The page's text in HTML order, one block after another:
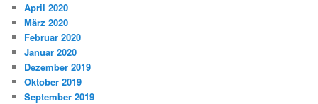
April 2020
März 2020
Februar 2020
Januar 2020
Dezember 2019
Oktober 2019
September 2019